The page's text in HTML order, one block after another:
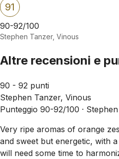
91
90-92/100
Stephen Tanzer, Vinous
Altre recensioni e
90 - 92 punti
Stephen Tanzer, Vinous
Punteggio 90-92/100 ·
Very ripe aromas of orange
and sweet but energetic, with
will need some time to